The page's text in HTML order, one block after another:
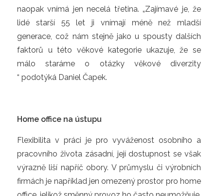
naopak vnímá jen necelá třetina. „Zajímavé je, že
lidé starší 55 let ji vnímají méně než mladší
generace, což nám stejně jako u spousty dalších
faktorů u této věkové kategorie ukazuje, že se
málo staráme o otázky věkové diverzity
“ podotýká Daniel Čapek.
Home office na ústupu
Flexibilita v práci je pro vyváženost osobního a
pracovního života zásadní, její dostupnost se však
výrazně liší napříč obory. V průmyslu či výrobních
firmách je například jen omezený prostor pro home